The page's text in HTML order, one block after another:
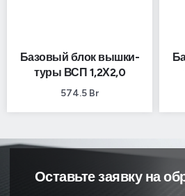
Базовый блок вышки-
туры ВСП 1,2Х2,0
574.5 Br
Оставьте заявку на